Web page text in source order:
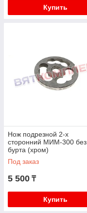
Купить
Нож подрезной 2-х
сторонний МИМ-300 без
бурта (хром)
Под заказ
5 500 ₸
Купить